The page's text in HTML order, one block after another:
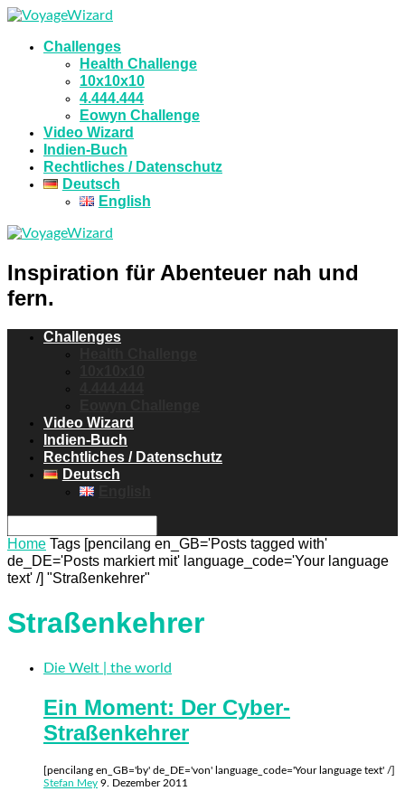
Challenges
Health Challenge
10x10x10
4.444.444
Eowyn Challenge
Video Wizard
Indien-Buch
Rechtliches / Datenschutz
Deutsch
English
Inspiration für Abenteuer nah und
fern.
Challenges
Video Wizard
Indien-Buch
Rechtliches / Datenschutz
Deutsch
Home Tags [pencilang en_GB='Posts tagged with'
de_DE='Posts markiert mit' language_code='Your language
text' /] "Straßenkehrer"
Straßenkehrer
Die Welt | the world
Ein Moment: Der Cyber-
Straßenkehrer
[pencilang en_GB='by' de_DE='von' language_code='Your language text' /]
Stefan Mey 9. Dezember 2011